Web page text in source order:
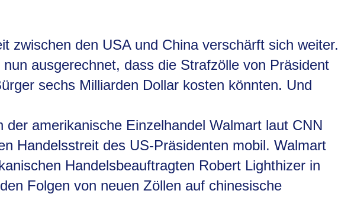
zwischen den USA und China verschärft sich weiter.
ausgerechnet, dass die Strafzölle von Präsident
sechs Milliarden Dollar kosten könnten. Und
der amerikanische Einzelhandel Walmart laut CNN
Handelsstreit des US-Präsidenten mobil. Walmart
Handelsbeauftragten Robert Lighthizer in
Folgen von neuen Zöllen auf chinesische